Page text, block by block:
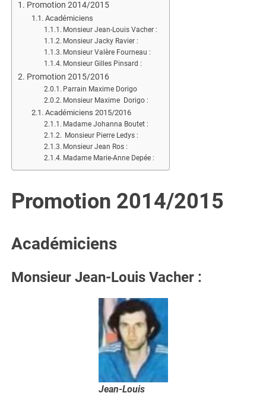
Promotion 2014/2015
Académiciens
Monsieur Jean-Louis Vacher :
Monsieur Jacky Ravier :
Monsieur Valère Fourneau :
Monsieur Gilles Pinsard :
Promotion 2015/2016
Parrain Maxime Dorigo
Monsieur Maxime Dorigo :
Académiciens 2015/2016
Madame Johanna Boutet :
Monsieur Pierre Ledys :
Monsieur Jean Ros :
Madame Marie-Anne Depée :
Promotion 2014/2015
Académiciens
Monsieur Jean-Louis Vacher :
Jean-Louis